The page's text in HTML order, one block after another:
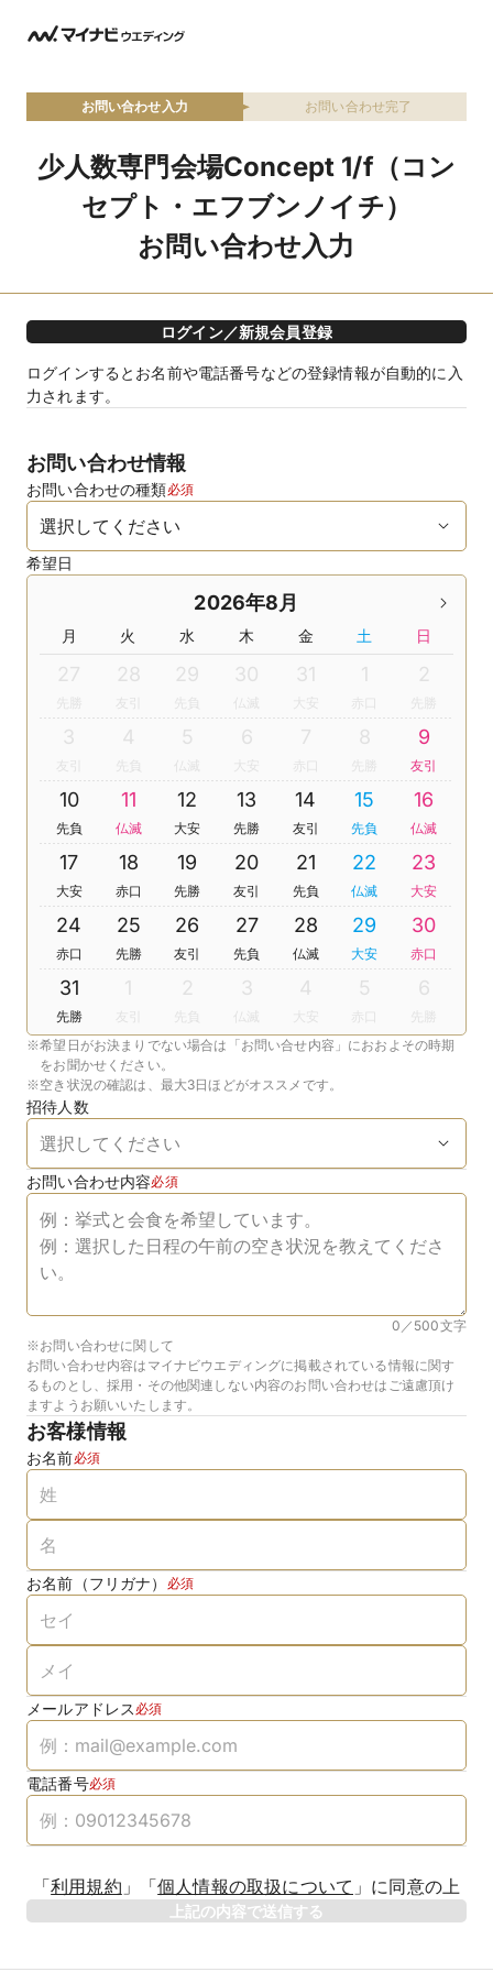
お問い合わせ入力 お問い合わせ完了
少人数専門会場Concept 1/f（コン
セプト・エフブンノイチ）
お問い合わせ入力
ログイン／新規会員登録
ログインするとお名前や電話番号などの登録情報が自動的に入
力されます。
お問い合わせ情報
お問い合わせの種類必須
希望日
2026年8月
月 火 水 木 金 土 日
27 28
友引
29
先負
30
仏滅
31
大安
1 2
3
友引
4
先負
5
仏滅
6
大安
7 8 9
友引
10
先負
11
仏滅
12
大安
13
先勝
14
友引
15
先負
16
仏滅
17
大安
18
赤口
19
先勝
20
友引
21
先負
22
仏滅
23
大安
24
赤口
25
先勝
26
友引
27
先負
28
仏滅
29
大安
30
赤口
31
先勝
1
友引
2
先負
3
仏滅
4
大安
5 6
※希望日がお決まりでない場合は「お問い合せ内容」におおよその時期
をお聞かせください。
※空き状況の確認は、最大3日ほどがオススメです。
招待人数
お問い合わせ内容必須
0／500文字
※お問い合わせに関して
お問い合わせ内容はマイナビウエディングに掲載されている情報に関す
るものとし、採用・その他関連しない内容のお問い合わせはご遠慮頂け
ますようお願いいたします。
お客様情報
お名前必須
お名前（フリガナ） 必須
メールアドレス 必須
電話番号必須
「利用規約 」 「個人情報の取扱について 」 に同意の上
上記の内容で送信する